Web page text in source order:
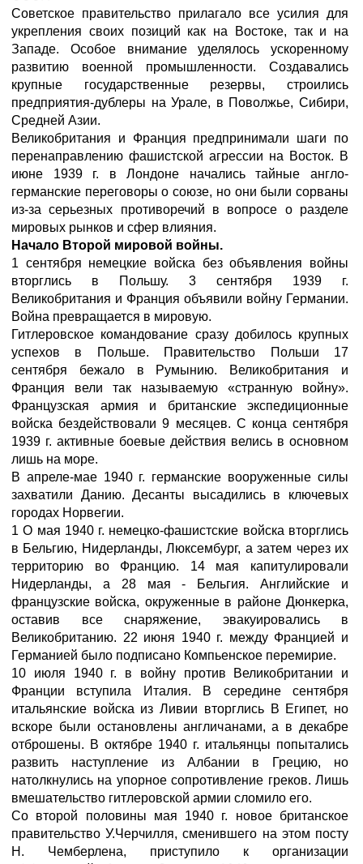
Советское правительство прилагало все усилия для
укрепления своих позиций как на Востоке, так и на
Западе. Особое внимание уделялось ускоренному
развитию военной промышленности. Создавались
крупные государственные резервы, строились
предприятия-дублеры на Урале, в Поволжье, Сибири,
Средней Азии.
Великобритания и Франция предпринимали шаги по
перенаправлению фашистской агрессии на Восток. В
июне 1939 г. в Лондоне начались тайные англо-
германские переговоры о союзе, но они были сорваны
из-за серьезных противоречий в вопросе о разделе
мировых рынков и сфер влияния.
Начало Второй мировой войны.
1 сентября немецкие войска без объявления войны
вторглись в Польшу. 3 сентября 1939 г.
Великобритания и Франция объявили войну Германии.
Война превращается в мировую.
Гитлеровское командование сразу добилось крупных
успехов в Польше. Правительство Польши 17
сентября бежало в Румынию. Великобритания и
Франция вели так называемую «странную войну».
Французская армия и британские экспедиционные
войска бездействовали 9 месяцев. С конца сентября
1939 г. активные боевые действия велись в основном
лишь на море.
В апреле-мае 1940 г. германские вооруженные силы
захватили Данию. Десанты высадились в ключевых
городах Норвегии.
1 О мая 1940 г. немецко-фашистские войска вторглись
в Бельгию, Нидерланды, Люксембург, а затем через их
территорию во Францию. 14 мая капитулировали
Нидерланды, а 28 мая - Бельгия. Английские и
французские войска, окруженные в районе Дюнкерка,
оставив все снаряжение, эвакуировались в
Великобританию. 22 июня 1940 г. между Францией и
Германией было подписано Компьенское перемирие.
10 июля 1940 г. в войну против Великобритании и
Франции вступила Италия. В середине сентября
итальянские войска из Ливии вторглись В Египет, но
вскоре были остановлены англичанами, а в декабре
отброшены. В октябре 1940 г. итальянцы попытались
развить наступление из Албании в Грецию, но
натолкнулись на упорное сопротивление греков. Лишь
вмешательство гитлеровской армии сломило его.
Со второй половины мая 1940 г. новое британское
правительство У.Черчилля, сменившего на этом посту
Н. Чемберлена, приступило к организации